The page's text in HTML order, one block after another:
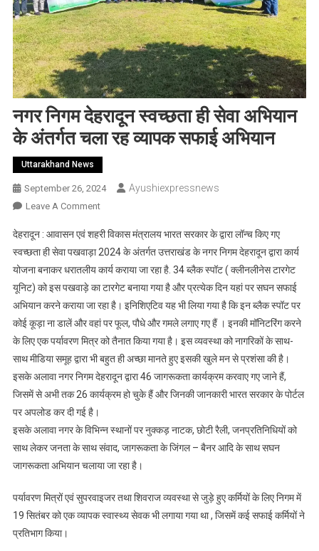
नगर निगम देहरादून स्वच्छता ही सेवा अभियान
के अंतर्गत चला रह व्यापक सफाई अभियान
Uttarakhand News
September 26, 2024 Ayushiexpressnews
Leave A CommentOn
निगम
देहरादून
स्वच्छता
ही
सेवा
अभियान
के
अंतर्गत
चला
व्यापक
अभियान
देहरादून : आवासन एवं शहरी विकास मंत्रालय भारत सरकार के द्वारा लॉन्च किए गए
स्वच्छता ही सेवा पखवाड़ा 2024 के अंतर्गत उत्तराखंड के नगर निगम देहरादून द्वारा कार्य
योजना बनाकर धरातलीय कार्य कराया जा रहा है. 34 ब्लैक स्पॉट ( क्लीनलीनेस टारगेट
यूनिट) को इस पखवाड़े का टारगेट बनाया गया है और प्रत्येक दिन यहां पर सघन सफाई
अभियान करने कराया जा रहा है। इनिशिएटिव यह भी लिया गया है कि इन ब्लैक स्पॉट पर
कोई कूड़ा ना डालें और वहां पर फूल, पौधे और गमले लगाए गए हैं । इनकी मॉनिटरिंग करने
के लिए एक पर्यावरण मित्र को तैनात किया गया है। इस व्यवस्था को नागरिकों के साथ-
साथ मीडिया समूह द्वारा भी बहुत ही अच्छा मानते हुए इसकी खुले मन से प्रशंसा की है।
इसके अलावा नगर निगम देहरादून द्वारा 46 जागरूकता कार्यक्रम करवाए गए जाने हैं,
जिसमें से अभी तक 26 कार्यक्रम हो चुके हैं और जिनकी जानकारी भारत सरकार के पोर्टल
पर अपलोड कर दी गई है।
इसके अलावा नगर के विभिन्न स्थानों पर नुक्कड़ नाटक, छोटी रैली, जनप्रतिनिधियों को
साथ लेकर जनता के साथ संवाद, जागरूकता के जिंगल – बैनर आदि के साथ सघन
जागरूकता अभियान चलाया जा रहा है।
पर्यावरण मित्रों एवं सुपरवाइजर तथा शिवराज व्यवस्था से जुड़े हुए कर्मियों के लिए निगम में
19 सितंबर को एक व्यापक स्वास्थ्य सेवक भी लगाया गया था , जिसमें कई सफाई कर्मियों ने
प्रतिभाग किया।